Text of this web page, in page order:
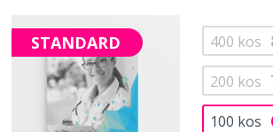
STANDARD
100 kos
200 kos
400 kos